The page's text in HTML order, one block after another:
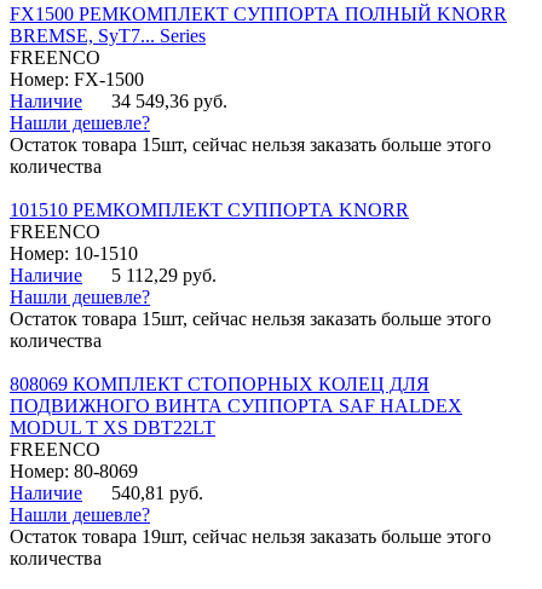
FX1500 РЕМКОМПЛЕКТ СУППОРТА ПОЛНЫЙ KNORR
BREMSE, SyT7... Series
FREENCO
Номер: FX-1500
Наличие
34 549,36 руб.
Нашли дешевле?
Остаток товара 15шт, сейчас нельзя заказать больше этого
количества
101510 РЕМКОМПЛЕКТ СУППОРТА KNORR
FREENCO
Номер: 10-1510
Наличие
5 112,29 руб.
Нашли дешевле?
Остаток товара 15шт, сейчас нельзя заказать больше этого
количества
808069 КОМПЛЕКТ СТОПОРНЫХ КОЛЕЦ ДЛЯ
ПОДВИЖНОГО ВИНТА СУППОРТА SAF HALDEX
MODUL T XS DBT22LT
FREENCO
Номер: 80-8069
Наличие
540,81 руб.
Нашли дешевле?
Остаток товара 19шт, сейчас нельзя заказать больше этого
количества